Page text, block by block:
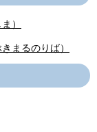
）
まるのりば）